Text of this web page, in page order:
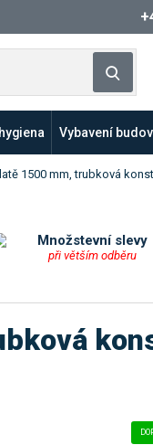
Vybavení budov
1500 mm, trubková
Množstevní slevy
při větším odběru